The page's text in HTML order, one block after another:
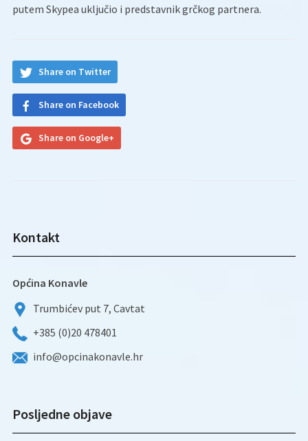
putem Skypea uključio i predstavnik grčkog partnera.
Share on Twitter
Share on Facebook
Share on Google+
Kontakt
Općina Konavle
Trumbićev put 7, Cavtat
+385 (0)20 478401
info@opcinakonavle.hr
Posljedne objave